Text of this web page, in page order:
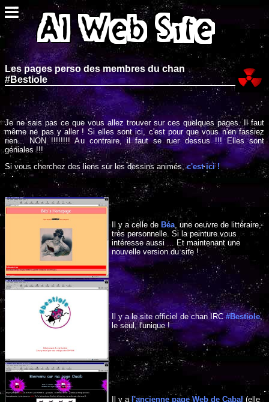
Les pages perso des membres du chan
#Bestiole
Je ne sais pas ce que vous allez trouver sur ces quelques pages. Il faut
même ne pas y aller ! Si elles sont ici, c'est pour que vous n'en fassiez
rien... NON !!!!!!!! Au contraire, il faut se ruer dessus !!! Elles sont
géniales !!!
Si vous cherchez des liens sur les dessins animés,c'est ici !
Il y a celle de Béa, une oeuvre de littéraire,
très personnelle. Si la peinture vous
intéresse aussi ... Et maintenant une
nouvelle version du site !
Il y a le site officiel de chan IRC#Bestiole,
le seul, l'unique !
Il y al'ancienne page Web de Cabal(elle